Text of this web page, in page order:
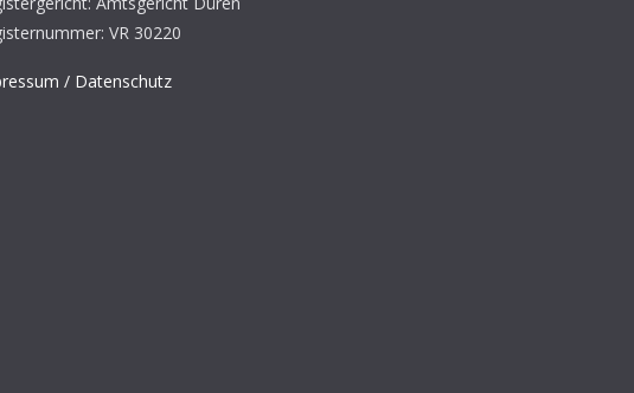
VR 30220
/ Datenschutz